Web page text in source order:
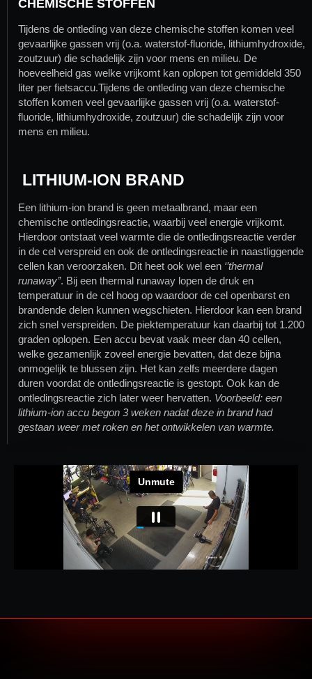
CHEMISCHE STOFFEN
Tijdens de ontleding van deze chemische stoffen komen veel
gevaarlijke gassen vrij (o.a. waterstof-fluoride, lithiumhydroxide,
zoutzuur) die schadelijk zijn voor mens en milieu. De
hoeveelheid gas welke vrijkomt kan oplopen tot gemiddeld 350
liter per fietsaccu.Tijdens de ontleding van deze chemische
stoffen komen veel gevaarlijke gassen vrij (o.a. waterstof-
fluoride, lithiumhydroxide, zoutzuur) die schadelijk zijn voor
mens en milieu.
LITHIUM-ION BRAND
Een lithium-ion brand is geen metaalbrand, maar een
chemische ontledingsreactie, waarbij veel energie vrijkomt.
Hierdoor ontstaat veel warmte die de ontledingsreactie verder
in de cel verspreid en ook de ontledingsreactie in naastliggende
cellen kan veroorzaken. Dit heet ook wel een ‘’thermal
runaway’’. Bij een thermal runaway lopen de druk en
temperatuur in de cel hoog op waardoor de cel openbarst en
brandende delen kunnen wegschieten. Hierdoor kan een brand
zich snel verspreiden. De piektemperatuur kan daarbij tot 1.200
graden oplopen. Een accu bevat vaak meer dan 40 cellen,
welke gezamenlijk zoveel energie bevatten, dat deze bijna
onmogelijk te blussen zijn. Het kan zelfs meerdere dagen
duren voordat de ontledingsreactie is gestopt. Ook kan de
ontledingsreactie zich later weer hervatten. Voorbeeld: een
lithium-ion accu begon 3 weken nadat deze in brand had
gestaan weer met roken en het ontwikkelen van warmte.